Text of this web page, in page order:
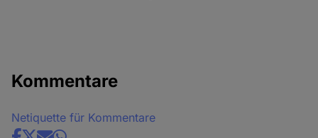
Kommentare
Netiquette für Kommentare